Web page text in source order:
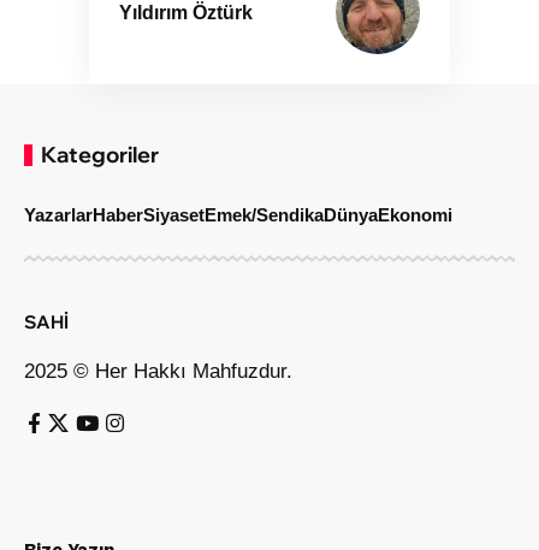
Yıldırım Öztürk
Kategoriler
YazarlarHaberSiyasetEmek/SendikaDünyaEkonomi
SAHİ
2025 © Her Hakkı Mahfuzdur.